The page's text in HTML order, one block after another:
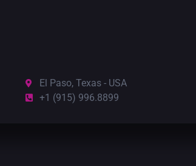
El Paso, Texas - USA
+1 (915) 996.8899